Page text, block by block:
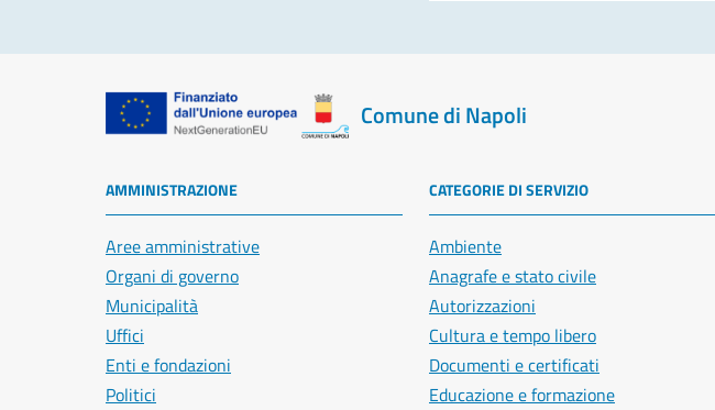
Comune di Napoli
AMMINISTRAZIONE
Aree amministrative
Organi di governo
Municipalità
Uffici
Enti e fondazioni
Politici
CATEGORIE DI SERVIZIO
Ambiente
Anagrafe e stato civile
Autorizzazioni
Cultura e tempo libero
Documenti e certificati
Educazione e formazione